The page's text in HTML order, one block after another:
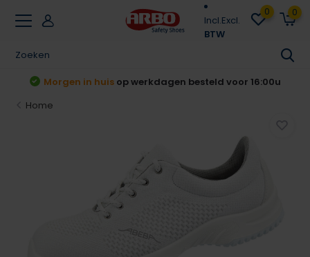
Incl.Excl.
BTW
0 0
Morgen in huis op werkdagen besteld voor 16:00u
Home